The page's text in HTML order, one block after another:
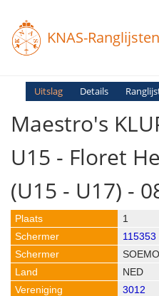
KNAS-Ranglijsten
Uitslag Details
Maestro's
U15 - Floret
(U15 - U17) -
1
115353
NED
3012